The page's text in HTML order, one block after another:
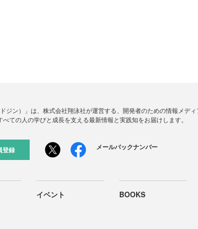
ジン）」は、株式会社翔泳社が運営する、開発者のための情報メデ
ての人の学びと成長を支える最新情報と実践知をお届けします。
登録 メールバックナンバー
イベント BOOKS